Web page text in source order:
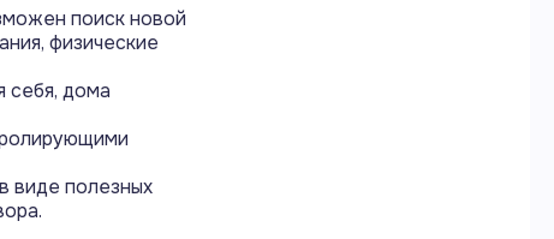
поиск новой
физические
себя, дома
виде полезных